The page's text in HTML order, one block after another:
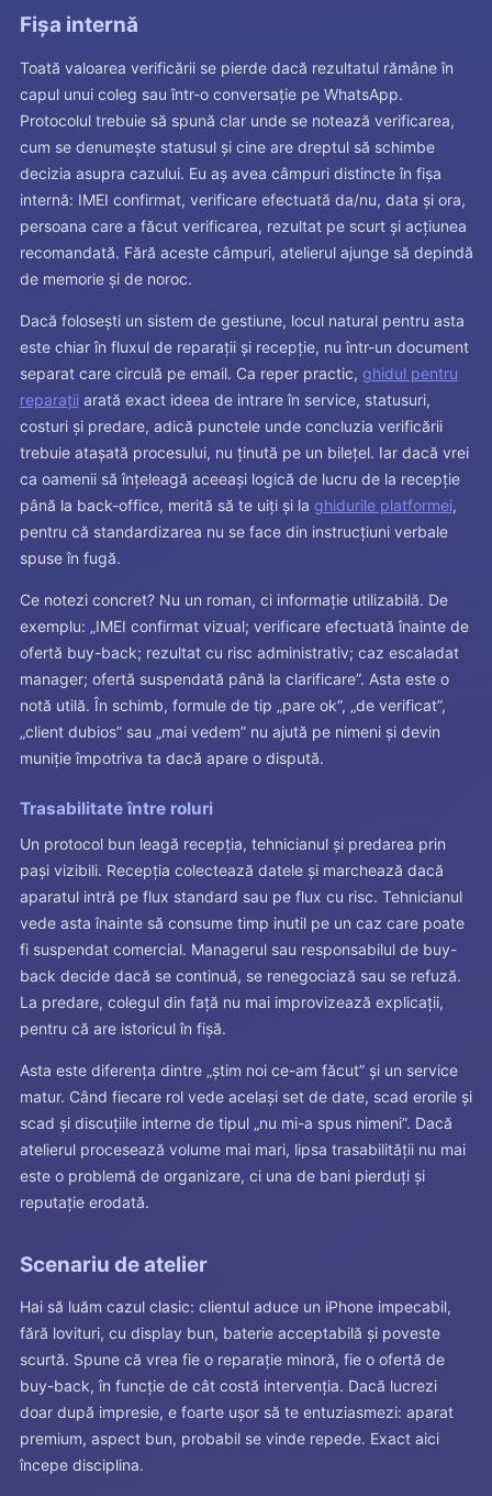
Fișa internă
Toată valoarea verificării se pierde dacă rezultatul rămâne în
capul unui coleg sau într-o conversație pe WhatsApp.
Protocolul trebuie să spună clar unde se notează verificarea,
cum se denumește statusul și cine are dreptul să schimbe
decizia asupra cazului. Eu aș avea câmpuri distincte în fișa
internă: IMEI confirmat, verificare efectuată da/nu, data și ora,
persoana care a făcut verificarea, rezultat pe scurt și acțiunea
recomandată. Fără aceste câmpuri, atelierul ajunge să depindă
de memorie și de noroc.
Dacă folosești un sistem de gestiune, locul natural pentru asta
este chiar în fluxul de reparații și recepție, nu într-un document
separat care circulă pe email. Ca reper practic, ghidul pentru
reparațiiarată exact ideea de intrare în service, statusuri,
costuri și predare, adică punctele unde concluzia verificării
trebuie atașată procesului, nu ținută pe un bilețel. Iar dacă vrei
ca oamenii să înțeleagă aceeași logică de lucru de la recepție
până la back-office, merită să te uiți și la ghidurile platformei,
pentru că standardizarea nu se face din instrucțiuni verbale
spuse în fugă.
Ce notezi concret? Nu un roman, ci informație utilizabilă. De
exemplu: „IMEI confirmat vizual; verificare efectuată înainte de
ofertă buy-back; rezultat cu risc administrativ; caz escaladat
manager; ofertă suspendată până la clarificare”. Asta este o
notă utilă. În schimb, formule de tip „pare ok”, „de verificat”,
„client dubios” sau „mai vedem” nu ajută pe nimeni și devin
muniție împotriva ta dacă apare o dispută.
Trasabilitate între roluri
Un protocol bun leagă recepția, tehnicianul și predarea prin
pași vizibili. Recepția colectează datele și marchează dacă
aparatul intră pe flux standard sau pe flux cu risc. Tehnicianul
vede asta înainte să consume timp inutil pe un caz care poate
fi suspendat comercial. Managerul sau responsabilul de buy-
back decide dacă se continuă, se renegociază sau se refuză.
La predare, colegul din față nu mai improvizează explicații,
pentru că are istoricul în fișă.
Asta este diferența dintre „știm noi ce-am făcut” și un service
matur. Când fiecare rol vede același set de date, scad erorile și
scad și discuțiile interne de tipul „nu mi-a spus nimeni”. Dacă
atelierul procesează volume mai mari, lipsa trasabilității nu mai
este o problemă de organizare, ci una de bani pierduți și
reputație erodată.
Scenariu de atelier
Hai să luăm cazul clasic: clientul aduce un iPhone impecabil,
fără lovituri, cu display bun, baterie acceptabilă și poveste
scurtă. Spune că vrea fie o reparație minoră, fie o ofertă de
buy-back, în funcție de cât costă intervenția. Dacă lucrezi
doar după impresie, e foarte ușor să te entuziasmezi: aparat
premium, aspect bun, probabil se vinde repede. Exact aici
începe disciplina.